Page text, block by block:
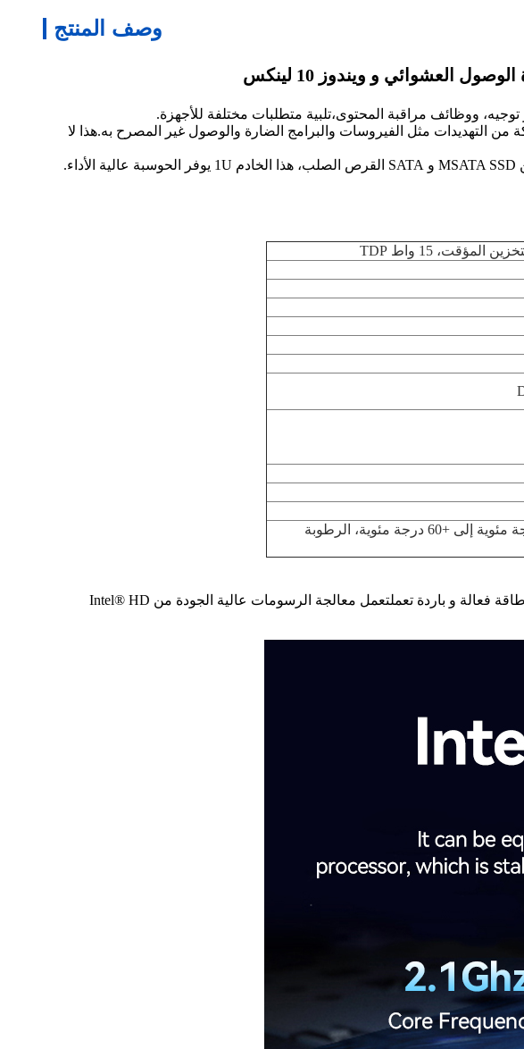
وصف المنتج
من التهديدات مثل الفيروسات والبرامج الضارة والوصول غير المصرح به.هذا لا
مجهزة بـ 10 جيجابيت إثنتر، ودعم ما يصل إلى 32 جيجابايت من ذاكرة الوصول العشوائي DDR4، وخيارات كلا من MSATA SSD و SATA القرص الصلب، هذا الخادم 1U يوفر الحوسبة عالية الأداء.
درجة حرارة التخزين: -20 درجة مئوية إلى +70 درجة مئوية، درجة حرارة التشغيل: -10 درجة مئوية إلى +60 درجة مئوية، الرطوبة
كمبيوترنا الصغير مع إنتل بنتيم 4405 يو مثالية. لديها 2 نواة، 4 خيوط، تعمل على تردد 2.10 غيغاهرتز الأساسي.انها طاقة فعالة و باردة تعملتعمل معالجة الرسومات عالية الجودة من Intel® HD